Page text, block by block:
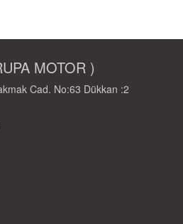
MOTOR )
Cad. No:63 Dükkan :2